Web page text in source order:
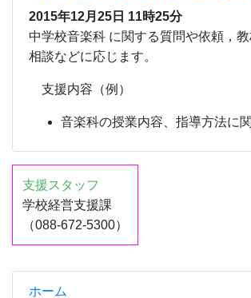
ホーム
2015年12月25日 11時25分
中学校音楽科 に関する質問や依頼，
相談などに応じます。
支援内容（例）
音楽科の授業内容、指導方法に
支援スタッフ
学校経営支援課
（088-672-5300）